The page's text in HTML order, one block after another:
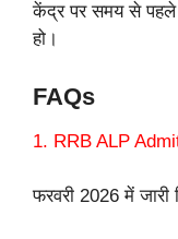
केंद्र पर समय से पहले
हो।
FAQs
1. RRB ALP
फरवरी 2026 में जारी